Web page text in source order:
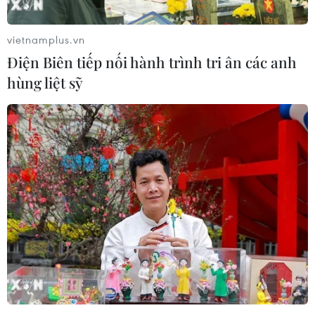
Sang-sik cần giành ngôi đầu bảng?
06/08/2026 11:05
Nhận định Việt Nam vs Campuchia:
'Phù thủy Kim' sẽ xoay tua toan tính
đường dài?
06/08/2026 08:25
HLV Kim Sang-sik: 'Tuyển Việt Nam
hướng tới chiến thắng để giữ ngôi
đầu bảng'
06/08/2026 07:25
Chủ tịch Liên đoàn Bóng đá thế giới
chịu sức ép chưa từng có
vietnamplus.vn
Điện Biên tiếp nối hành trình tri ân các anh
hùng liệt sỹ